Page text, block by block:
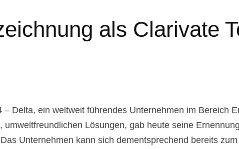
als Clarivate
– Delta, ein weltweit führendes Unternehmen im Bereich
umweltfreundlichen Lösungen, gab heute seine
Unternehmen kann sich dementsprechend bereits